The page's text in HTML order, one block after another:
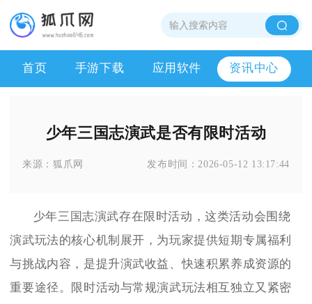
首页 手游下载 应用软件 资讯中心
少年三国志演武是否有限时活动
来源：狐爪网 发布时间：2026-05-12 13:17:44
少年三国志演武存在限时活动，这类活动会围绕
演武玩法的核心机制展开，为玩家提供短期专属福利
与挑战内容，是提升演武收益、快速积累养成资源的
重要途径。限时活动与常规演武玩法相互独立又紧密